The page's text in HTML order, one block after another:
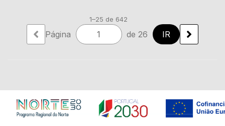
1–25 de 642
Página de 26